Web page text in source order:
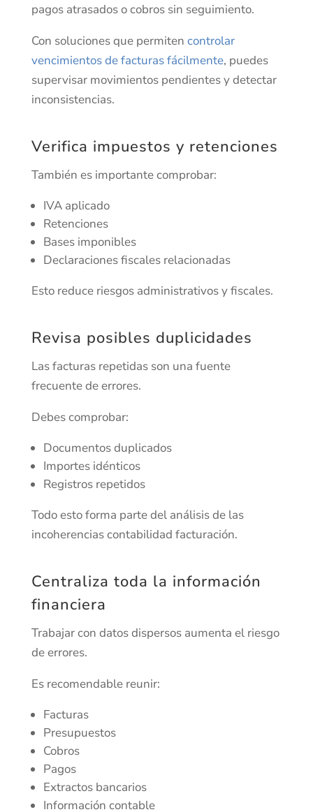
pagos atrasados o cobros sin seguimiento.
Con soluciones que permiten controlar
vencimientos de facturas fácilmente, puedes
supervisar movimientos pendientes y detectar
inconsistencias.
Verifica impuestos y retenciones
También es importante comprobar:
IVA aplicado
Retenciones
Bases imponibles
Declaraciones fiscales relacionadas
Esto reduce riesgos administrativos y fiscales.
Revisa posibles duplicidades
Las facturas repetidas son una fuente
frecuente de errores.
Debes comprobar:
Documentos duplicados
Importes idénticos
Registros repetidos
Todo esto forma parte del análisis de las
incoherencias contabilidad facturación.
Centraliza toda la información
financiera
Trabajar con datos dispersos aumenta el riesgo
de errores.
Es recomendable reunir:
Facturas
Presupuestos
Cobros
Pagos
Extractos bancarios
Información contable